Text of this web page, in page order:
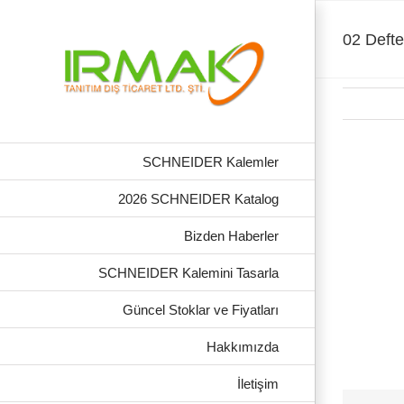
SCHNEIDER Kalemler
2026 SCHNEIDER Katalog
Bizden Haberler
SCHNEIDER Kalemini Tasarla
Güncel Stoklar ve Fiyatları
Hakkımızda
İletişim
02